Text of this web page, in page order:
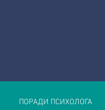
ПОРАДИ ПСИХОЛОГА